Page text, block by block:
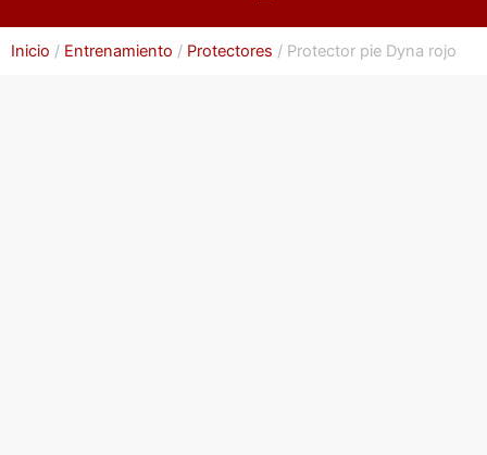
Inicio / Entrenamiento / Protectores / Protector pie Dyna rojo